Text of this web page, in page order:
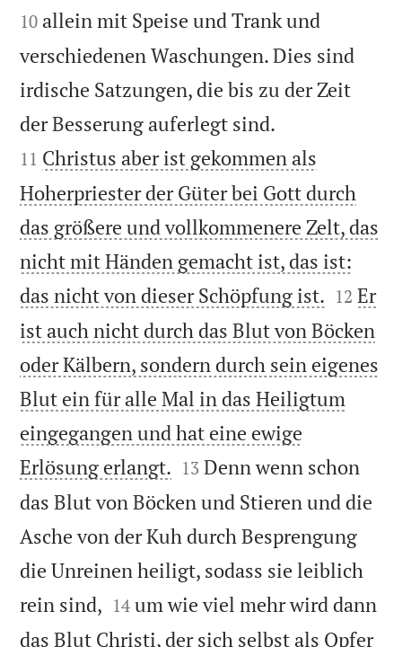
10 allein mit Speise und Trank und
verschiedenen Waschungen. Dies sind
irdische Satzungen, die bis zu der Zeit
der Besserung auferlegt sind.
11 Christus aber ist gekommen als
Hoherpriester der Güter bei Gott durch
das größere und vollkommenere Zelt, das
nicht mit Händen gemacht ist, das ist:
das nicht von dieser Schöpfung ist. 

12 Er
ist auch nicht durch das Blut von Böcken
oder Kälbern, sondern durch sein eigenes
Blut ein für alle Mal in das Heiligtum
eingegangen und hat eine ewige
Erlösung erlangt. 

13 Denn wenn schon
das Blut von Böcken und Stieren und die
Asche von der Kuh durch Besprengung
die Unreinen heiligt, sodass sie leiblich
rein sind, 

14 um wie viel mehr wird dann
das Blut Christi, der sich selbst als Opfer